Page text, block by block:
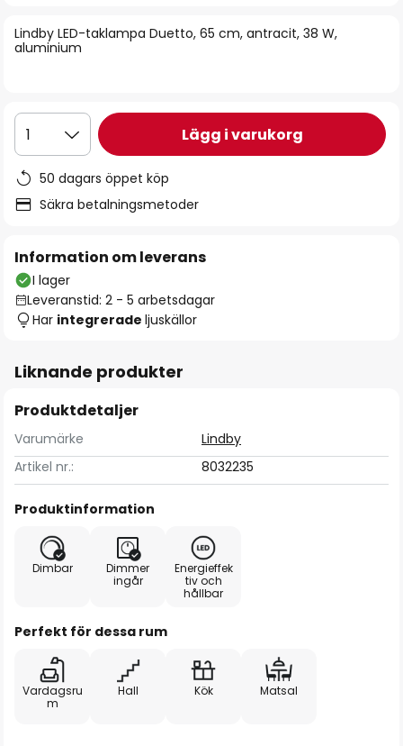
Lindby LED-taklampa Duetto, 65 cm, antracit, 38 W,
aluminium
1 Lägg i varukorg
50 dagars öppet köp
Säkra betalningsmetoder
Information om leverans
I lager
Leveranstid: 2 - 5 arbetsdagar
Har integrerade ljuskällor
Liknande produkter
Produktdetaljer
Varumärke
Lindby
Artikel nr.:
8032235
Produktinformation
Dimbar
Dimmer
ingår
Energieffek
tiv och
hållbar
Perfekt för dessa rum
Vardagsru
m
Hall Kök Matsal